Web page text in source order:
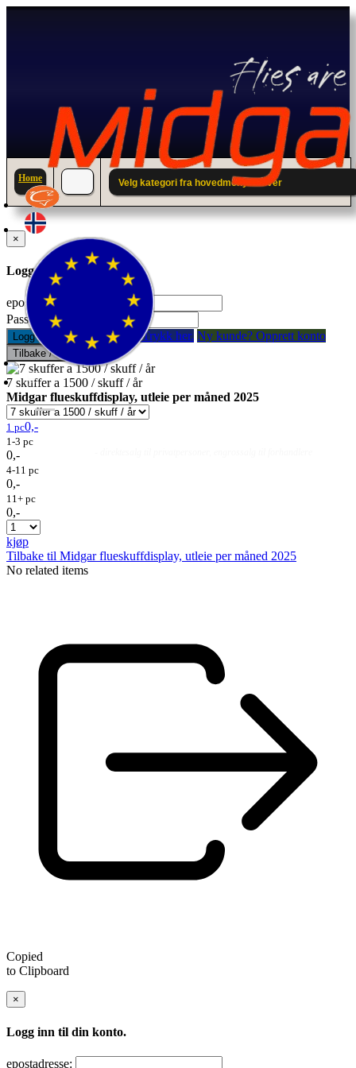
Fluer
Home Velg kategori fra hovedmenyen over
×
Logg inn til din konto.
epostadresse:
Passord:
Logg inn Glemt passord? Trykk her. Ny kunde? Opprett konto
Tilbake / Lukk
7 skuffer a 1500 / skuff / år
Midgar flueskuffdisplay, utleie per måned 2025
1 pc0,-
1-3 pc
0,-
4-11 pc
0,-
11+ pc
0,-
kjøp
Tilbake til Midgar flueskuffdisplay, utleie per måned 2025
No related items
Copied
to Clipboard
×
Logg inn til din konto.
epostadresse: